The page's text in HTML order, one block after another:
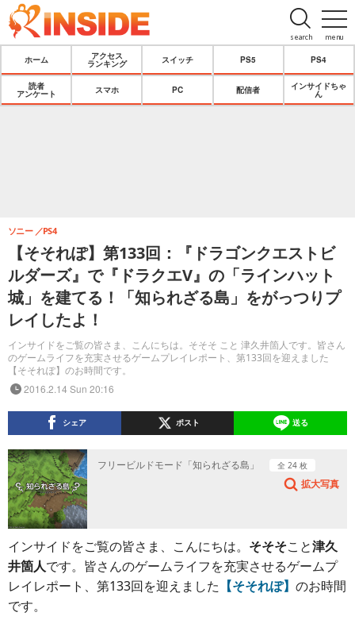
menu
search
ホーム
アクセス
ランキング
スイッチ PS5 PS4
読者
アンケート
スマホ PC 配信者
インサイドちゃ
ん
【そそれぽ】第133回：『ドラゴンクエストビ
ルダーズ』で『ドラクエV』の「ラインハット
城」を建てる！「知られざる島」をがっつりプ
レイしたよ！
インサイドをご覧の皆さま、こんにちは。そそそ こと 津久井箇人です。皆さん
のゲームライフを充実させるゲームプレイレポート、第133回を迎えました
【そそれぽ】のお時間です。
ソニー PS4
2016.2.14 Sun 20:16
シェア ポスト 送る
フリービルドモード「知られざる島」 全 24 枚
拡大写真
インサイドをご覧の皆さま、こんにちは。 そそそこと津久
井箇人です。皆さんのゲームライフを充実させるゲームプ
レイレポート、第133回を迎えました 【そそれぽ】 のお時間
です。